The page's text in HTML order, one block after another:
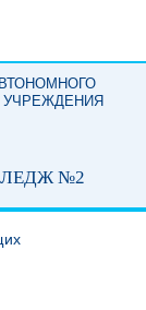
УЧРЕЖДЕНИЯ
№2